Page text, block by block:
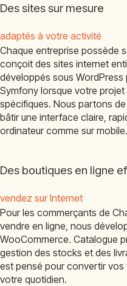
Des sites sur mesure
adaptés à votre activité
Chaque entreprise possède
conçoit des sites internet
développés sous WordPress
Symfony lorsque votre
spécifiques. Nous partons
bâtir une interface claire,
ordinateur comme sur mobile.
Des boutiques en ligne
vendez sur Internet
Pour les commerçants de
vendre en ligne, nous
WooCommerce. Catalogue
gestion des stocks et des
est pensé pour convertir vos
votre quotidien.